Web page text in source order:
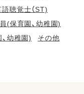
語聴覚士（ST)
(保育園、幼稚園)
幼稚園) その他